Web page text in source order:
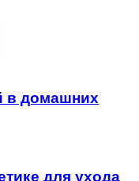
в домашних
для ухода